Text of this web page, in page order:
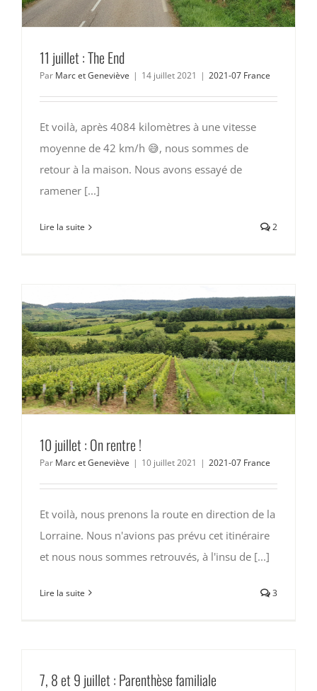
11 juillet : The End
Par Marc et Geneviève | 14 juillet 2021 | 2021-07 France
Et voilà, après 4084 kilomètres à une vitesse
moyenne de 42 km/h 😅, nous sommes de
retour à la maison. Nous avons essayé de
ramener [...]
Lire la suite 2
10 juillet : On rentre !
Par Marc et Geneviève | 10 juillet 2021 | 2021-07 France
Et voilà, nous prenons la route en direction de la
Lorraine. Nous n'avions pas prévu cet itinéraire
et nous nous sommes retrouvés, à l'insu de [...]
Lire la suite 3
7, 8 et 9 juillet : Parenthèse familiale